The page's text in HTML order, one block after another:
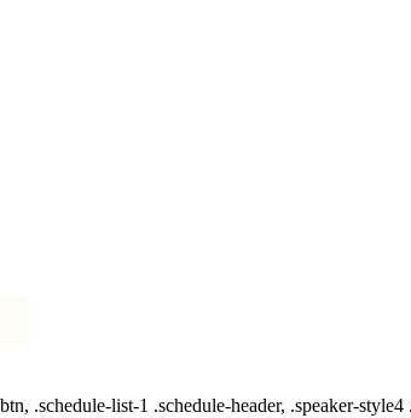
.schedule-list-1 .schedule-header, .speaker-style4